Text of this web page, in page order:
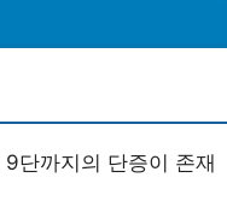
단까지의 단증이 존재